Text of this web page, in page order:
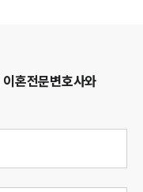
이혼전문변호사와